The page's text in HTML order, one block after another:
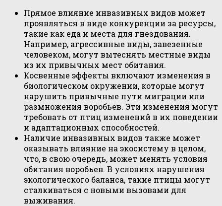
Прямое влияние инвазивных видов может
проявляться в виде конкуренции за ресурсы,
такие как еда и места для гнездования.
Например, агрессивные виды, завезенные
человеком, могут вытеснять местные виды
из их привычных мест обитания.
Косвенные эффекты включают изменения в
биологическом окружении, которые могут
нарушить привычные пути миграции или
размножения воробьев. Эти изменения могут
требовать от птиц изменений в их поведении
и адаптационных способностей.
Наличие инвазивных видов также может
оказывать влияние на экосистему в целом,
что, в свою очередь, может менять условия
обитания воробьев. В условиях нарушения
экологического баланса, такие птицы могут
сталкиваться с новыми вызовами для
выживания.